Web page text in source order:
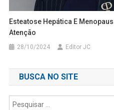
Esteatose Hepática E
Atenção
28/10/2024 Editor JC
BUSCA NO SITE